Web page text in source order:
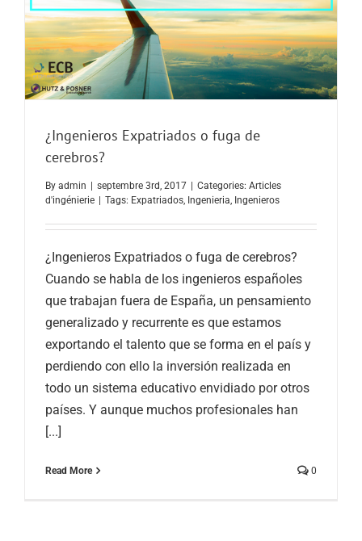
¿Ingenieros Expatriados o fuga de
cerebros?
By admin septembre 3rd, 2017 Categories: Articles
d'ingénierie
Tags: Expatriados, Ingenieria, Ingenieros
¿Ingenieros Expatriados o fuga de cerebros?
Cuando se habla de los ingenieros españoles
que trabajan fuera de España, un pensamiento
generalizado y recurrente es que estamos
exportando el talento que se forma en el país y
perdiendo con ello la inversión realizada en
todo un sistema educativo envidiado por otros
países. Y aunque muchos profesionales han
[...]
Read More 0